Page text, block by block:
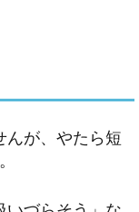
んが、やたら短